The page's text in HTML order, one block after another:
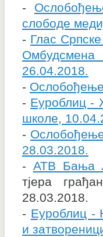
-
слободе
- Глас
26.04.2018.
-
- Еуроблиц -
школе,
-
28.03.2018.
- АТВ Бања
тјера
28.03.2018.
- Еуроблиц -
и